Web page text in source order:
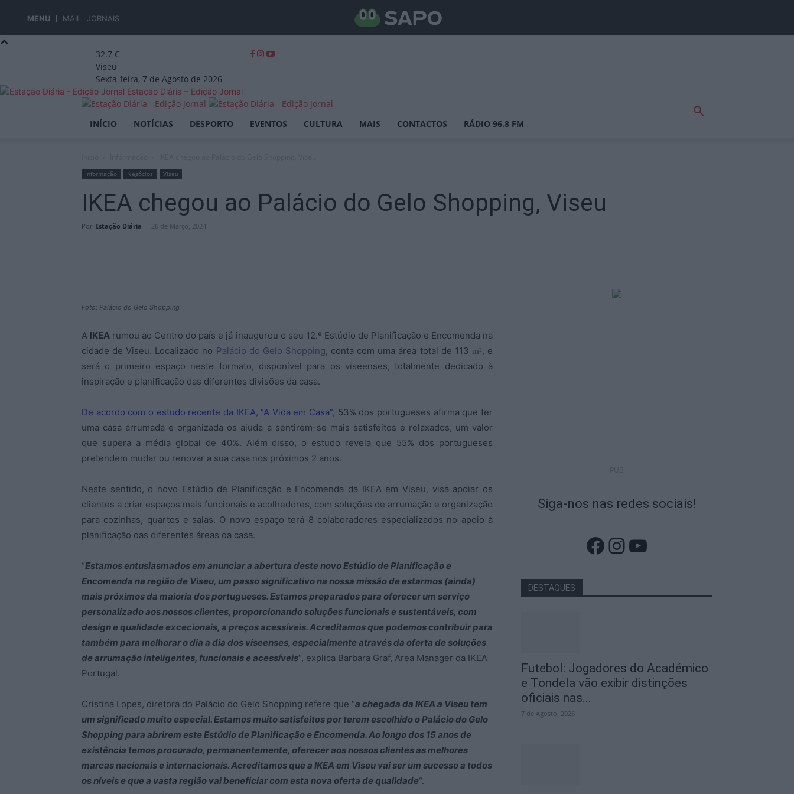
MENU MAIL JORNAIS
32.7 C
Viseu
Sexta-feira, 7 de Agosto de 2026
Estação Diária – Edição Jornal
INÍCIO NOTÍCIAS DESPORTO EVENTOS CULTURA MAIS CONTACTOS RÁDIO 96.8 FM
Informação Negócios Viseu
IKEA chegou ao Palácio do Gelo Shopping, Viseu
Por Estação Diária - 26 de Março, 2024
Foto: Palácio do Gelo Shopping
A IKEA rumou ao Centro do país e já inaugurou o seu 12.º Estúdio de Planificação e Encomenda na
cidade de Viseu. Localizado no Palácio do Gelo Shopping, conta com uma área total de 113 m², e
será o primeiro espaço neste formato, disponível para os viseenses, totalmente dedicado à
inspiração e planificação das diferentes divisões da casa.
De acordo com o estudo recente da IKEA, “A Vida em Casa”, 53% dos portugueses afirma que ter
uma casa arrumada e organizada os ajuda a sentirem-se mais satisfeitos e relaxados, um valor
que supera a média global de 40%. Além disso, o estudo revela que 55% dos portugueses
pretendem mudar ou renovar a sua casa nos próximos 2 anos.
Neste sentido, o novo Estúdio de Planificação e Encomenda da IKEA em Viseu, visa apoiar os
clientes a criar espaços mais funcionais e acolhedores, com soluções de arrumação e organização
para cozinhas, quartos e salas. O novo espaço terá 8 colaboradores especializados no apoio à
planificação das diferentes áreas da casa.
“Estamos entusiasmados em anunciar a abertura deste novo Estúdio de Planificação e
Encomenda na região de Viseu, um passo significativo na nossa missão de estarmos (ainda)
mais próximos da maioria dos portugueses. Estamos preparados para oferecer um serviço
personalizado aos nossos clientes, proporcionando soluções funcionais e sustentáveis, com
design e qualidade excecionais, a preços acessíveis. Acreditamos que podemos contribuir para
também para melhorar o dia a dia dos viseenses, especialmente através da oferta de soluções
de arrumação inteligentes, funcionais e acessíveis“, explica Barbara Graf, Area Manager da IKEA
Portugal.
Cristina Lopes, diretora do Palácio do Gelo Shopping refere que “a chegada da IKEA a Viseu tem
um significado muito especial. Estamos muito satisfeitos por terem escolhido o Palácio do Gelo
Shopping para abrirem este Estúdio de Planificação e Encomenda. Ao longo dos 15 anos de
existência temos procurado, permanentemente, oferecer aos nossos clientes as melhores
marcas nacionais e internacionais. Acreditamos que a IKEA em Viseu vai ser um sucesso a todos
os níveis e que a vasta região vai beneficiar com esta nova oferta de qualidade“.
Siga-nos nas redes sociais!
Facebook
Instagram
YouTube
DESTAQUES
Futebol: Jogadores do Académico
e Tondela vão exibir distinções
oficiais nas...
7 de Agosto, 2026